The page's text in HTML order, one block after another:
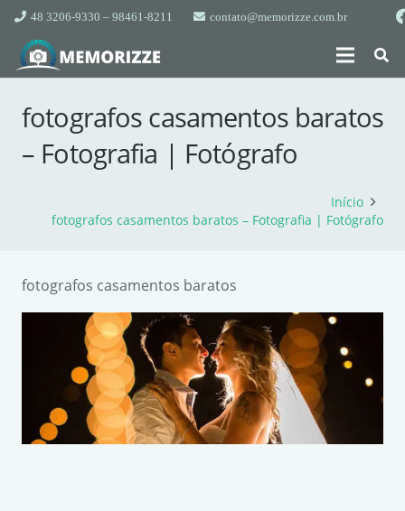
48 3206-9330 – 98461-8211 contato@memorizze.com.br
fotografos casamentos baratos
– Fotografia | Fotógrafo
Início
fotografos casamentos baratos – Fotografia | Fotógrafo
fotografos casamentos baratos